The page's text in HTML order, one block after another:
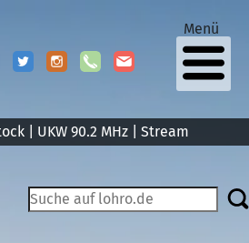
| UKW 90.2 MHz | Stream
Menü